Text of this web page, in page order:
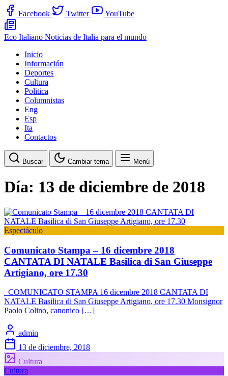
Facebook Twitter YouTube
Eco Italiano Noticias de Italia para el mundo
Inicio
Información
Deportes
Cultura
Politica
Columnistas
Eng
Esp
Ita
Contactos
Buscar Cambiar tema Menú
Día: 13 de diciembre de 2018
Espectáculo
Comunicato Stampa – 16 dicembre 2018
CANTATA DI NATALE Basilica di San Giuseppe
Artigiano, ore 17.30
COMUNICATO STAMPA 16 dicembre 2018 CANTATA DI
NATALE Basilica di San Giuseppe Artigiano, ore 17.30 Monsignor
Paolo Colino, canonico […]
admin
13 de diciembre, 2018
Cultura
Cultura